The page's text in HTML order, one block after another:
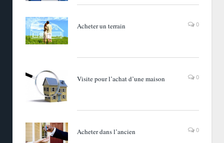
0
Acheter un terrain
0
Visite pour l’achat d’une maison
0
Acheter dans l’ancien